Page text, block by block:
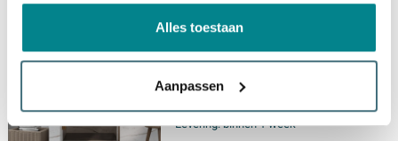
Alles toestaan
Aanpassen
Fortifura Galeria Douchedeur -
60x200cm - scharnieren -
deurgreep - vlak - rookglas -
Levering:binnen 1 week